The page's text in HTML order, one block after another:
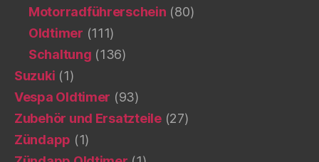
Motorradführerschein (80)
Oldtimer (111)
Schaltung (136)
Suzuki (1)
Vespa Oldtimer (93)
Zubehör und Ersatzteile(27)
Zündapp (1)